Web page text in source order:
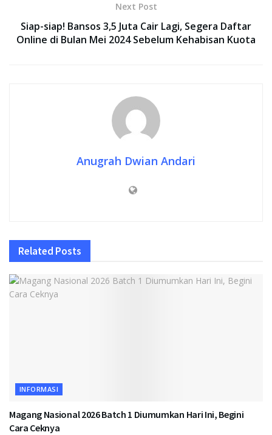
Next Post
Siap-siap! Bansos 3,5 Juta Cair Lagi, Segera Daftar
Online di Bulan Mei 2024 Sebelum Kehabisan Kuota
Anugrah Dwian Andari
Related Posts
INFORMASI
Magang Nasional 2026 Batch 1 Diumumkan Hari Ini, Begini
Cara Ceknya